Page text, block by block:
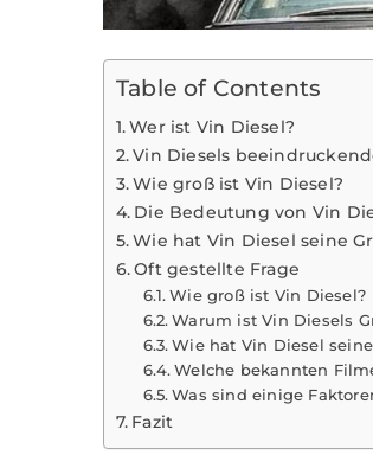
Table of Contents
Wer ist Vin Diesel?
Vin Diesels
Wie groß ist Vin Diesel?
Die Bedeutung von Vin
Wie hat Vin Diesel seine
Oft gestellte Frage
Wie groß ist Vin Diesel?
Warum ist Vin Diesels
Wie hat Vin Diesel
Welche bekannten
Was sind einige
Fazit